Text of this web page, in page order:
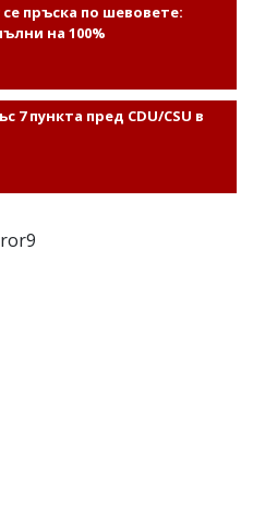
пръска по шевовете:
на 100%
7 пункта пред CDU/CSU в